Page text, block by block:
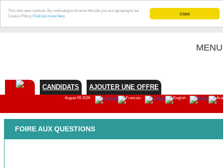
Close
This site uses cookies. By continuing to browse the site you are agreeing to our
Cookie Policy. Find out more here
MENU
CANDIDATS AJOUTER UNE OFFRE
August 09 2026
FOIRE AUX QUESTIONS